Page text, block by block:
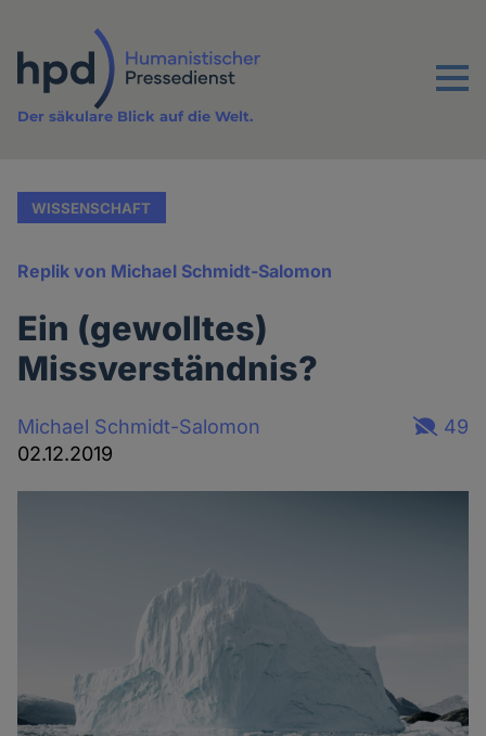
Inhalt
Menu
Der säkulare Blick auf die Welt.
WISSENSCHAFT
Replik von Michael Schmidt-Salomon
Ein (gewolltes)
Missverständnis?
Michael Schmidt-Salomon
02.12.2019
49